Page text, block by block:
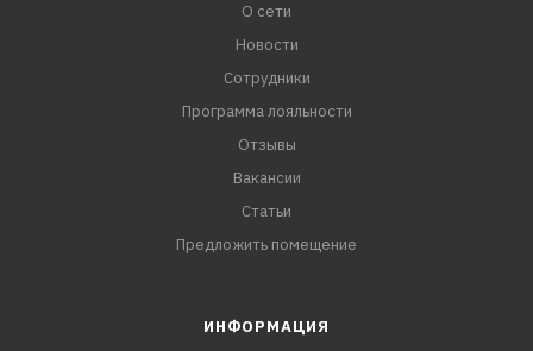
О сети
Новости
Сотрудники
Программа лояльности
Отзывы
Вакансии
Статьи
Предложить помещение
ИНФОРМАЦИЯ